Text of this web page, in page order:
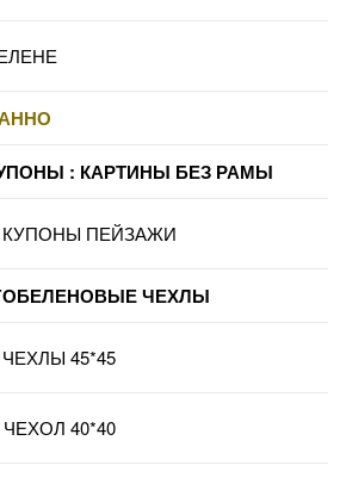
: КАРТИНЫ БЕЗ РАМЫ
ПЕЙЗАЖИ
ЧЕХЛЫ
45*45
40*40